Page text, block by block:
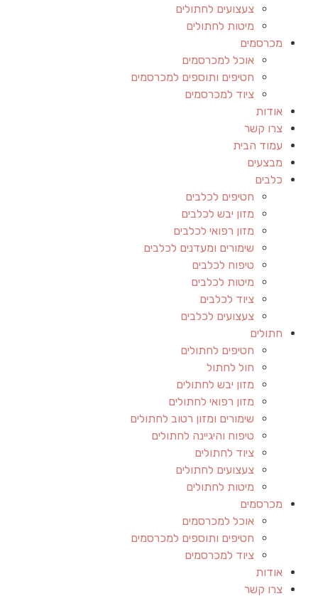
צעצועים לחתולים
מיטות לחתולים
מכרסמים
אוכל למכרסמים
חטיפים ותוספים למכרסמים
ציוד למכרסמים
אודות
צרו קשר
עמוד הבית
מבצעים
כלבים
חטיפים לכלבים
מזון יבש לכלבים
מזון רפואי לכלבים
שימורים ומעדנים לכלבים
טיפוח לכלבים
מיטות לכלבים
ציוד לכלבים
צעצועים לכלבים
חתולים
חטיפים לחתולים
חול לחתול
מזון יבש לחתולים
מזון רפואי לחתולים
שימורים ומזון רטוב לחתולים
טיפוח והיגיינה לחתולים
ציוד לחתולים
צעצועים לחתולים
מיטות לחתולים
מכרסמים
אוכל למכרסמים
חטיפים ותוספים למכרסמים
ציוד למכרסמים
אודות
צרו קשר